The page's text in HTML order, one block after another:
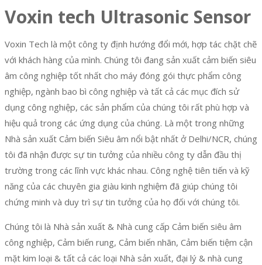
Voxin tech Ultrasonic Sensor
Voxin Tech là một công ty định hướng đổi mới, hợp tác chặt chẽ
với khách hàng của mình. Chúng tôi đang sản xuất cảm biến siêu
âm công nghiệp tốt nhất cho máy đóng gói thực phẩm công
nghiệp, ngành bao bì công nghiệp và tất cả các mục đích sử
dụng công nghiệp, các sản phẩm của chúng tôi rất phù hợp và
hiệu quả trong các ứng dụng của chúng. Là một trong những
Nhà sản xuất Cảm biến Siêu âm nổi bật nhất ở Delhi/NCR, chúng
tôi đã nhận được sự tin tưởng của nhiều công ty dẫn đầu thị
trường trong các lĩnh vực khác nhau. Công nghệ tiên tiến và kỹ
năng của các chuyên gia giàu kinh nghiệm đã giúp chúng tôi
chứng minh và duy trì sự tin tưởng của họ đối với chúng tôi.
Chúng tôi là Nhà sản xuất & Nhà cung cấp Cảm biến siêu âm
công nghiệp, Cảm biến rung, Cảm biến nhãn, Cảm biến tiệm cận
mặt kim loại & tất cả các loại Nhà sản xuất, đại lý & nhà cung